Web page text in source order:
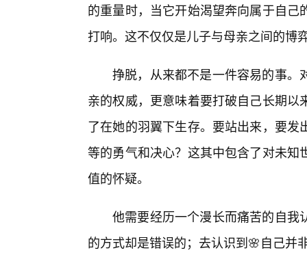
的重量时，当它开始渴望奔向属于自
打响。这不仅仅是儿子与母亲之间的博
挣脱，从来都不是一件容易的事。
亲的权威，更意味着要打破自己长期
了在她的羽翼下生存。要站出来，要
等的勇气和决心？这其中包含了对未
值的怀疑。
他需要经历一个漫长而痛苦的自我
的方式却是错误的；去认识到🌸自己并